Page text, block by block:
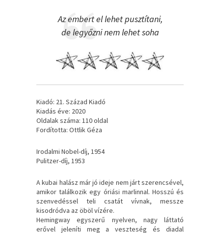
Az embert el lehet pusztítani,
de legyőzni nem lehet soha
Kiadó: 21. Század Kiadó
Kiadás éve: 2020
Oldalak száma: 110 oldal
Fordította: Ottlik Géza
Irodalmi Nobel-díj, 1954
Pulitzer-díj, 1953
A kubai halász már jó ideje nem járt szerencsével,
amikor találkozik egy óriási marlinnal. Hosszú és
szenvedéssel teli csatát vívnak, messze
kisodródva az öböl vízére.
Hemingway egyszerű nyelven, nagy láttató
erővel jeleníti meg a veszteség és diadal